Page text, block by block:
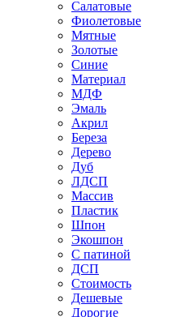
Салатовые
Фиолетовые
Мятные
Золотые
Синие
Материал
МДФ
Эмаль
Акрил
Береза
Дерево
Дуб
ЛДСП
Массив
Пластик
Шпон
Экошпон
С патиной
ДСП
Стоимость
Дешевые
Дорогие